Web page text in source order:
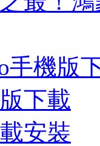
手機版
下載
安裝